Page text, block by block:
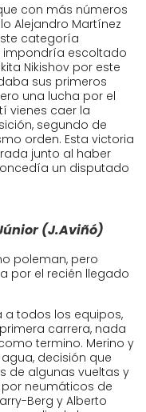
con más números
Alejandro Martínez
categoría
impondría escoltado
Nikishov por este
sus primeros
una lucha por el
vienes caer la
segundo de
orden. Esta victoria
junto al haber
un disputado
(J.Aviñó)
poleman, pero
por el recién llegado
a todos los equipos,
carrera, nada
termino. Merino y
decisión que
de algunas vueltas y
neumáticos de
Berg y Alberto